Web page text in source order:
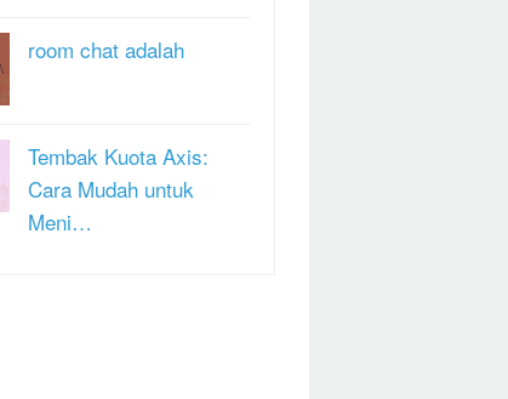
room chat adalah
Tembak Kuota Axis:
Cara Mudah untuk
Meni…